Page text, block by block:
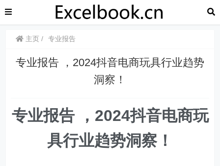
主页 专业报告
专业报告 ，2024抖音电商玩具行业趋势
洞察！
专业报告 ，2024抖音电商玩
具行业趋势洞察！